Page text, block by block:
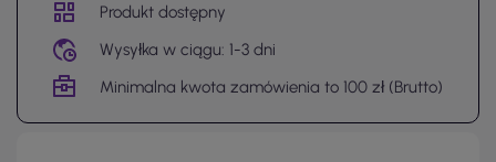
Produkt dostępny
Wysyłka w ciągu: 1-3 dni
Minimalna kwota zamówienia to 100 zł (Brutto)